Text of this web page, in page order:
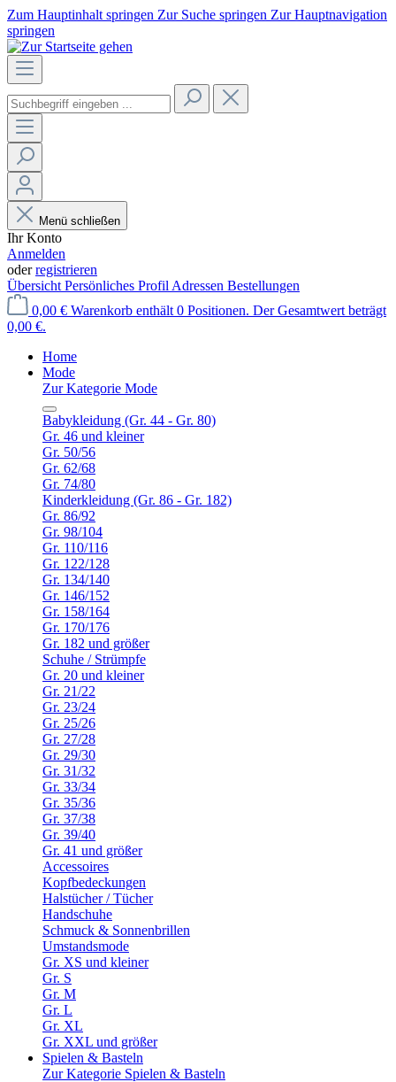
Zum Hauptinhalt springen Zur Suche springen Zur Hauptnavigation
springen
Menü schließen
Ihr Konto
Anmelden
oderregistrieren
Übersicht Persönliches Profil Adressen Bestellungen
0,00 € Warenkorb enthält 0 Positionen. Der Gesamtwert beträgt
0,00 €.
Home
Mode
Zur Kategorie Mode
Babykleidung (Gr. 44 - Gr. 80)
Gr. 46 und kleiner
Gr. 50/56
Gr. 62/68
Gr. 74/80
Kinderkleidung (Gr. 86 - Gr. 182)
Gr. 86/92
Gr. 98/104
Gr. 110/116
Gr. 122/128
Gr. 134/140
Gr. 146/152
Gr. 158/164
Gr. 170/176
Gr. 182 und größer
Schuhe / Strümpfe
Gr. 20 und kleiner
Gr. 21/22
Gr. 23/24
Gr. 25/26
Gr. 27/28
Gr. 29/30
Gr. 31/32
Gr. 33/34
Gr. 35/36
Gr. 37/38
Gr. 39/40
Gr. 41 und größer
Accessoires
Kopfbedeckungen
Halstücher / Tücher
Handschuhe
Schmuck & Sonnenbrillen
Umstandsmode
Gr. XS und kleiner
Gr. S
Gr. M
Gr. L
Gr. XL
Gr. XXL und größer
Spielen & Basteln
Zur Kategorie Spielen & Basteln